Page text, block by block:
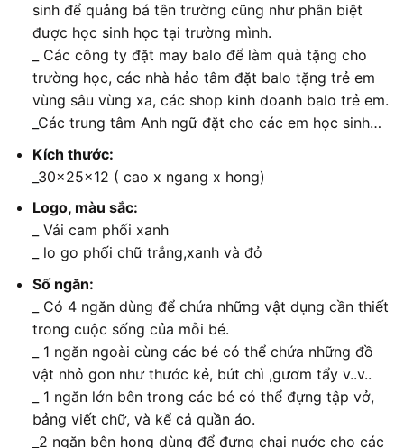
sinh để quảng bá tên trường cũng như phân biệt
được học sinh học tại trường mình.
_ Các công ty đặt may balo để làm quà tặng cho
trường học, các nhà hảo tâm đặt balo tặng trẻ em
vùng sâu vùng xa, các shop kinh doanh balo trẻ em.
_Các trung tâm Anh ngữ đặt cho các em học sinh…
Kích thước:
_30x25x12 ( cao x ngang x hong)
Logo, màu sắc:
_ Vải cam phối xanh
_ lo go phối chữ trắng,xanh và đỏ
Số ngăn:
_ Có 4 ngăn dùng để chứa những vật dụng cần thiết
trong cuộc sống của mỗi bé.
_ 1 ngăn ngoài cùng các bé có thể chứa những đồ
vật nhỏ gon như thước kẻ, bút chì ,gươm tẩy v..v..
_ 1 ngăn lớn bên trong các bé có thể đựng tập vở,
bảng viết chữ, và kể cả quần áo.
_2 ngăn bên hong dùng để đựng chai nước cho các